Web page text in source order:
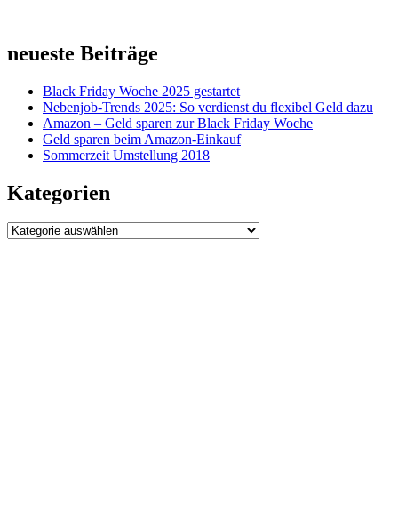
neueste Beiträge
Black Friday Woche 2025 gestartet
Nebenjob-Trends 2025: So verdienst du flexibel Geld dazu
Amazon – Geld sparen zur Black Friday Woche
Geld sparen beim Amazon-Einkauf
Sommerzeit Umstellung 2018
Kategorien
Kategorien